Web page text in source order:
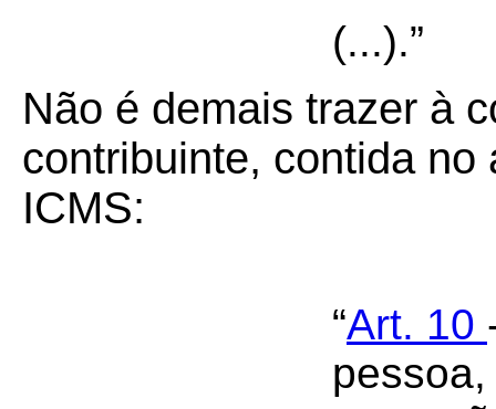
(...).”
Não é demais trazer à
contribuinte, contida
ICMS:
“Art. 10